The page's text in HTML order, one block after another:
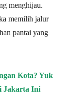
menghijau.
memilih jalur
pantai yang
Kota? Yuk
Jakarta Ini